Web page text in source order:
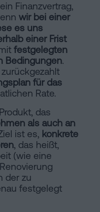
Finanzvertrag,
wir bei einer
es uns
einer Frist
festgelegten
Bedingungen.
für das
Rate.
das
als auch an
ist es, konkrete
, das heißt,
(wie eine
der zu
festgelegt